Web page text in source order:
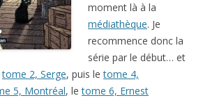
moment là à la
médiathèque. Je
recommence donc la
série par le début… et
tome 2, Serge, puis letome 4,
5, Montréal, letome 6, Ernest